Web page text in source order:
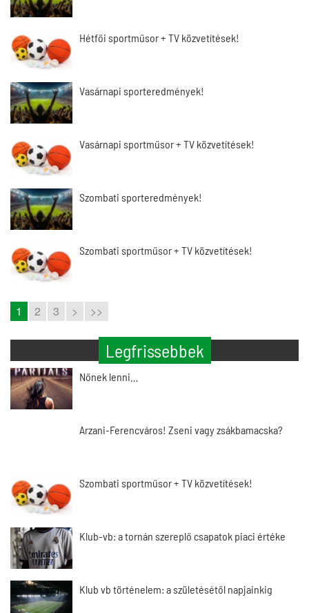
Hétfői sportműsor + TV közvetítések!
Vasárnapi sporteredmények!
Vasárnapi sportműsor + TV közvetítések!
Szombati sporteredmények!
Szombati sportműsor + TV közvetítések!
1 2 3 > >>
Legfrissebbek
Nőnek lenni…
Arzani-Ferencváros! Zseni vagy zsákbamacska?
Szombati sportműsor + TV közvetítések!
Klub-vb: a tornán szereplő csapatok piaci értéke
Klub vb történelem: a születésétől napjainkig